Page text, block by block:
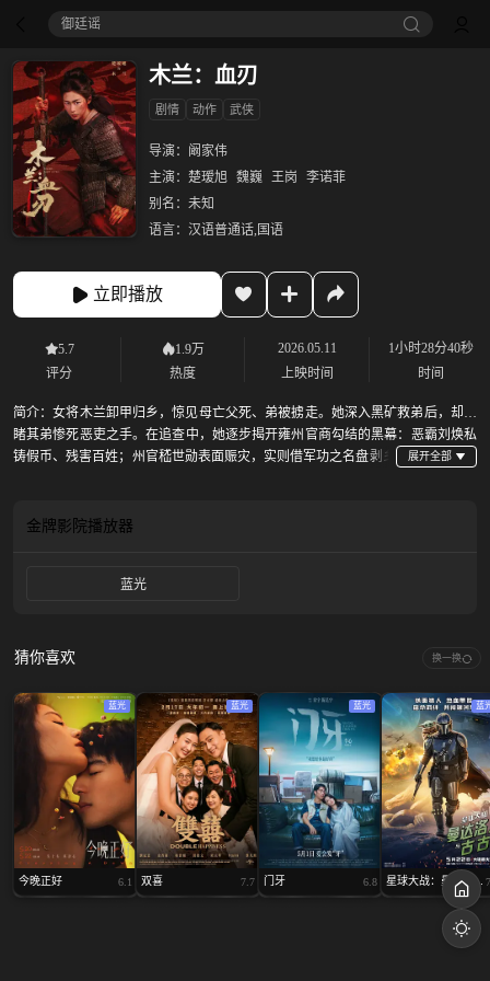
御廷谣‎
木兰：血刃
剧情 动作 武侠
导演： 阚家伟
主演： 楚瑷旭 魏巍 王岗
李诺菲
别名： 未知
语言： 汉语普通话,国语
立即播放
5.7
评分
1.9万
热度
2026.05.11
上映时间
1小时28分40秒
时间
简介：女将木兰卸甲归乡，惊见母亡父死、弟被掳走。她深入黑矿救弟后，却目
睹其弟惨死恶吏之手。在追查中，她逐步揭开雍州官商勾结的黑幕：恶霸刘焕私
铸假币、残害百姓；州官嵇世勋表面赈灾，实则借军功之名盘剥乡
到更多地方，点亮人们心中的正义之火。
金牌影院播放器
蓝光
猜你喜欢 换一换
蓝光
今晚正好 6.1
蓝光
双喜 7.7
蓝光
门牙 6.8
蓝
星球大战：曼达洛...